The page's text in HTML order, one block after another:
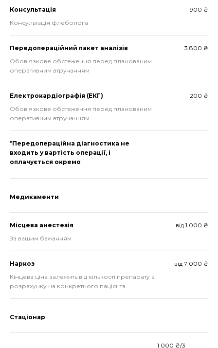
Консультація
900 ₴
Консультація флеболога
Передопераційний пакет аналізів
3 800 ₴
Обов'язкове обстеження перед планованим
оперативним втручанням
Електрокардіографія (ЕКГ)
200 ₴
Обов'язкове обстеження перед планованим
оперативним втручанням
*Передопераційна діагностика не
входить у вартість операції, і
оплачується окремо
Медикаменти
Місцева анестезія
від 1 000 ₴
За вашим бажанням
Наркоз
від 7 000 ₴
Кінцева ціна залежить від кількості препарату з
розрахунку на конкретного пацієнта
Стаціонар
1 000 ₴/3